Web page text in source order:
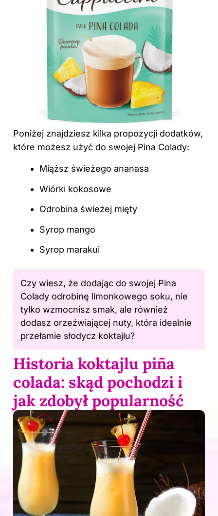
Poniżej znajdziesz kilka propozycji dodatków,
które możesz użyć do swojej Pina Colady:
Miąższ świeżego ananasa
Wiórki kokosowe
Odrobina świeżej mięty
Syrop mango
Syrop marakui
Czy wiesz, że dodając do swojej Pina
Colady odrobinę limonkowego soku, nie
tylko wzmocnisz smak, ale również
dodasz orzeźwiającej nuty, która idealnie
przełamie słodycz koktajlu?
Historia koktajlu piña
colada: skąd pochodzi i
jak zdobył popularność